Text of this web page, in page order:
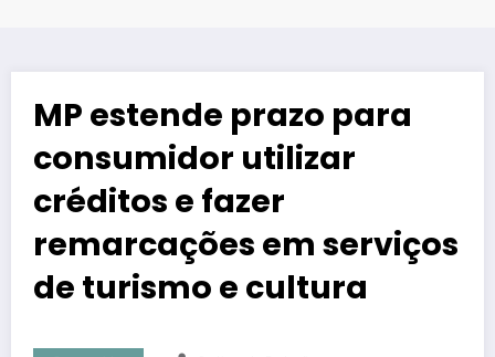
MP estende prazo para
consumidor utilizar
créditos e fazer
remarcações em serviços
de turismo e cultura